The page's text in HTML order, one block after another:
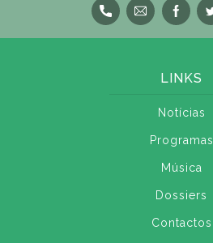
LINKS
Notícias
Programas
Música
Dossiers
Contactos